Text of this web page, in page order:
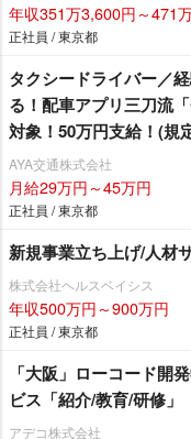
年収351万3,600円～471
正社員 / 東京都
タクシードライバー／
る！配車アプリ三刀流
対象！50万円支給！(規
業界でも希少な出庫前
年10月以降も74歳まで
等の乗務員さんの各種
AYA交通株式会社
月給29万円～45万円
正社員 / 東京都
新規事業立ち上げ/人材
株式会社ヘルスベイシス
年収500万円～900万円
正社員 / 東京都
「大阪」ローコード開
ビス「紹介/教育/研修」
アデコ株式会社